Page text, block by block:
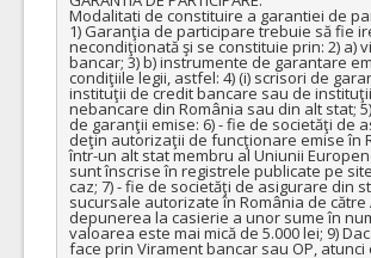
COD CPV: 33111710-1 Accesorii pentru
VALOAREA ESTIMATA FARA
TVA:
5.600,00 - 22.400,00 Leu
4. Cateter ghid cu balon la capatul
COD CPV: 33111710-1 Accesorii pentru
Modalitati de constituire a garantiei de
1) Garanţia de participare trebuie să fie
necondiţionată şi se constituie prin: 2) a)
bancar; 3) b) instrumente de garantare
condiţiile legii, astfel: 4) (i) scrisori de
instituţii de credit bancare sau de
nebancare din România sau din alt stat;
de garanţii emise: 6) - fie de societăţi de
deţin autorizaţii de funcţionare emise în
într-un alt stat membru al Uniunii
sunt înscrise în registrele publicate pe
caz; 7) - fie de societăţi de asigurare din
sucursale autorizate în România de către
depunerea la casierie a unor sume în
valoarea este mai mică de 5.000 lei; 9)
face prin Virament bancar sau OP, atunci